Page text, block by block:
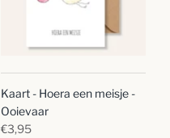
Kaart - Hoera een meisje -
Ooievaar
€3,95